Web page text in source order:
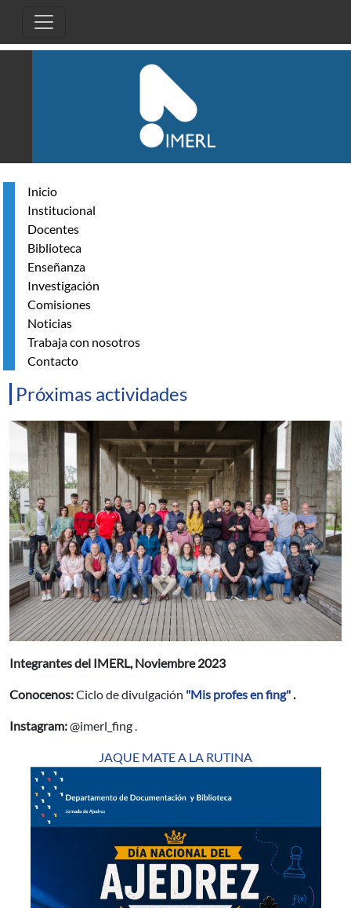
Inicio
Institucional
Docentes
Biblioteca
Enseñanza
Investigación
Comisiones
Noticias
Trabaja con nosotros
Contacto
Próximas actividades
Resumen
Integrantes del IMERL, Noviembre 2023
Conocenos:Ciclo de divulgación "Mis profes en fing".
Instagram:@imerl_fing .
JAQUE MATE A LA RUTINA